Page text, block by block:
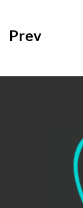
Prev